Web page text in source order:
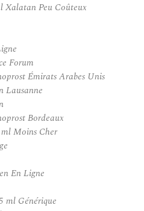
Xalatan Peu Coûteux
Forum
Émirats Arabes Unis
Lausanne
Bordeaux
Moins Cher
En Ligne
ml Générique